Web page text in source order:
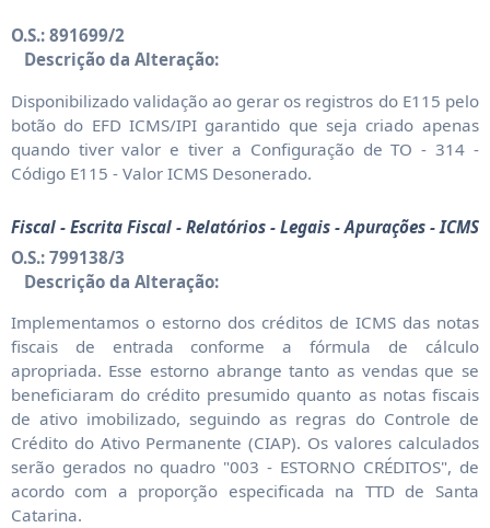
O.S.: 891699/2
Descrição da Alteração:
Disponibilizado validação ao gerar os registros do E115 pelo
botão do EFD ICMS/IPI garantido que seja criado apenas
quando tiver valor e tiver a Configuração de TO - 314 -
Código E115 - Valor ICMS Desonerado.
Fiscal - Escrita Fiscal - Relatórios - Legais - Apurações - ICMS
O.S.: 799138/3
Descrição da Alteração:
Implementamos o estorno dos créditos de ICMS das notas
fiscais de entrada conforme a fórmula de cálculo
apropriada. Esse estorno abrange tanto as vendas que se
beneficiaram do crédito presumido quanto as notas fiscais
de ativo imobilizado, seguindo as regras do Controle de
Crédito do Ativo Permanente (CIAP). Os valores calculados
serão gerados no quadro "003 - ESTORNO CRÉDITOS", de
acordo com a proporção especificada na TTD de Santa
Catarina.